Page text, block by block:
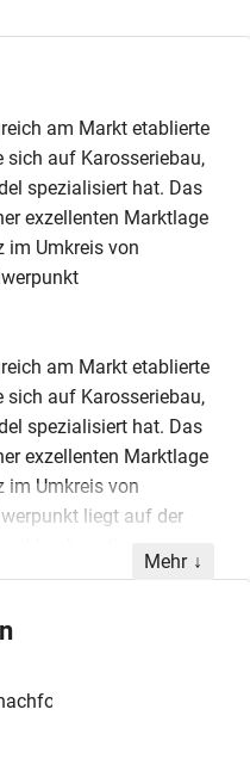
am Markt etablierte
sich auf Karosseriebau,
spezialisiert hat. Das
exzellenten Marktlage
im Umkreis von
am Markt etablierte
sich auf Karosseriebau,
spezialisiert hat. Das
exzellenten Marktlage
im Umkreis von
liegt auf der
und Farbscannern
mit
und zahlreichen
ist derzeit an einen
Mehr